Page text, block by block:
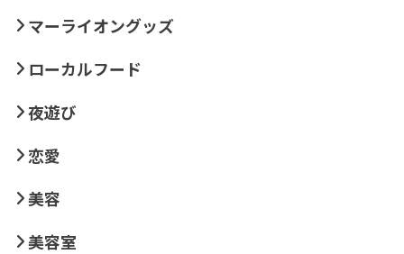
マーライオングッズ
ローカルフード
夜遊び
恋愛
美容
美容室